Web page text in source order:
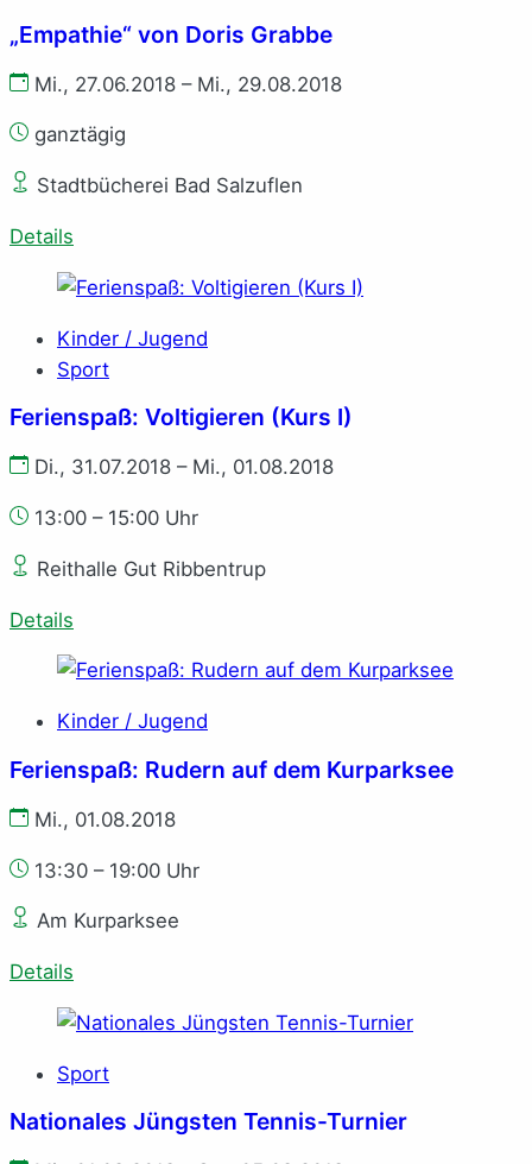
„Empathie“ von Doris Grabbe
Mi., 27.06.2018 – Mi., 29.08.2018
ganztägig
Stadtbücherei Bad Salzuflen
Details
Kinder / Jugend
Sport
Ferienspaß: Voltigieren (Kurs I)
Di., 31.07.2018 – Mi., 01.08.2018
13:00 – 15:00 Uhr
Reithalle Gut Ribbentrup
Details
Kinder / Jugend
Ferienspaß: Rudern auf dem Kurparksee
Mi., 01.08.2018
13:30 – 19:00 Uhr
Am Kurparksee
Details
Sport
Nationales Jüngsten Tennis-Turnier